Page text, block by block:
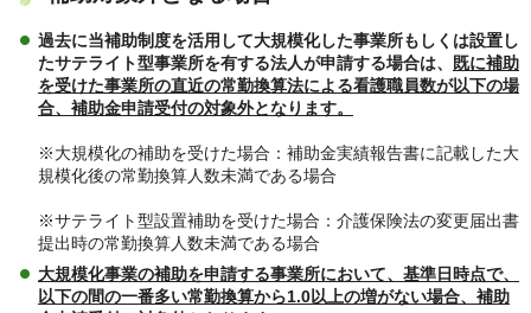
過去に当補助制度を活用して大規模化した事業所もしくは設置し
たサテライト型事業所を有する法人が申請する場合は、 既に補助
を受けた事業所の直近の常勤換算法による看護職員数が以下の場
合、補助金申請受付の対象外となります。
※大規模化の補助を受けた場合：補助金実績報告書に記載した大
規模化後の常勤換算人数未満である場合
※サテライト型設置補助を受けた場合：介護保険法の変更届出書
提出時の常勤換算人数未満である場合
大規模化事業の補助を申請する事業所において、基準日時点で、
以下の間の一番多い常勤換算から1.0以上の増がない場合、補助